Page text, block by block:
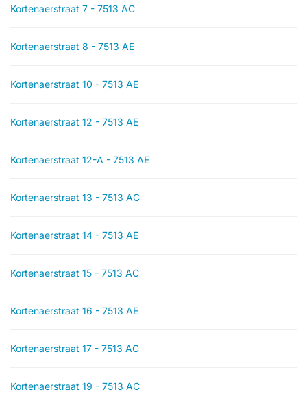
Kortenaerstraat 7 - 7513 AC
Kortenaerstraat 8 - 7513 AE
Kortenaerstraat 10 - 7513 AE
Kortenaerstraat 12 - 7513 AE
Kortenaerstraat 12-A - 7513 AE
Kortenaerstraat 13 - 7513 AC
Kortenaerstraat 14 - 7513 AE
Kortenaerstraat 15 - 7513 AC
Kortenaerstraat 16 - 7513 AE
Kortenaerstraat 17 - 7513 AC
Kortenaerstraat 19 - 7513 AC